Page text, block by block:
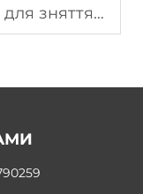
фарбування) деталей з піни ПУ